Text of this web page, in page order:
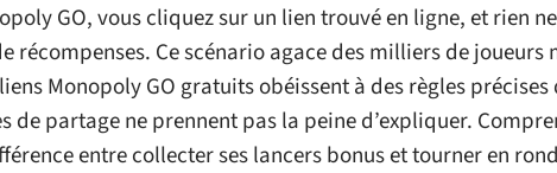
GO, vous cliquez sur un lien trouvé en ligne, et rien
récompenses. Ce scénario agace des milliers de joueurs
Monopoly GO gratuits obéissent à des règles précises
de partage ne prennent pas la peine d’expliquer.
entre collecter ses lancers bonus et tourner en